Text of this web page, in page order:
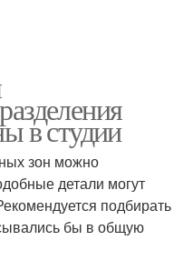
в студии
зон можно
детали могут
подбирать
бы в общую